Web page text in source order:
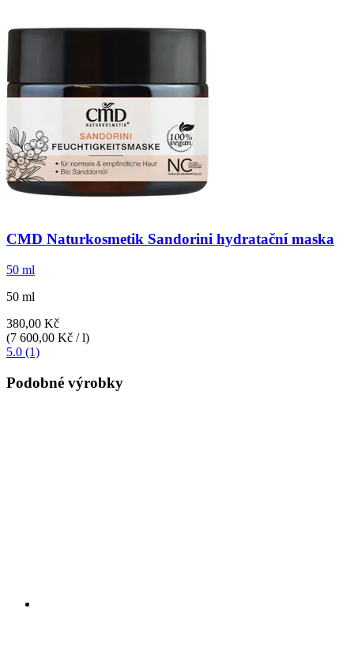
CMD Naturkosmetik Sandorini hydratační maska
50 ml
50 ml
380,00 Kč
(7 600,00 Kč / l)
5.0 (1)
Podobné výrobky